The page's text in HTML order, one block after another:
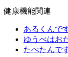
健康機能関連
あるくんで
ゆうべはお
たべたんで